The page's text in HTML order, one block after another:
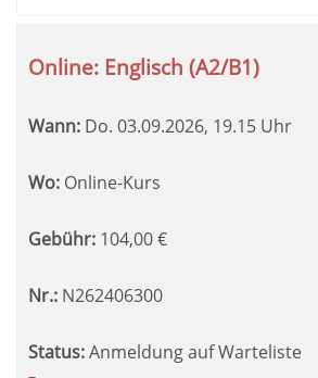
Online: Englisch (A2/B1)
Wann: Do. 03.09.2026, 19.15 Uhr
Wo: Online-Kurs
Gebühr: 104,00€
Nr.: N262406300
Status:Anmeldung auf Warteliste